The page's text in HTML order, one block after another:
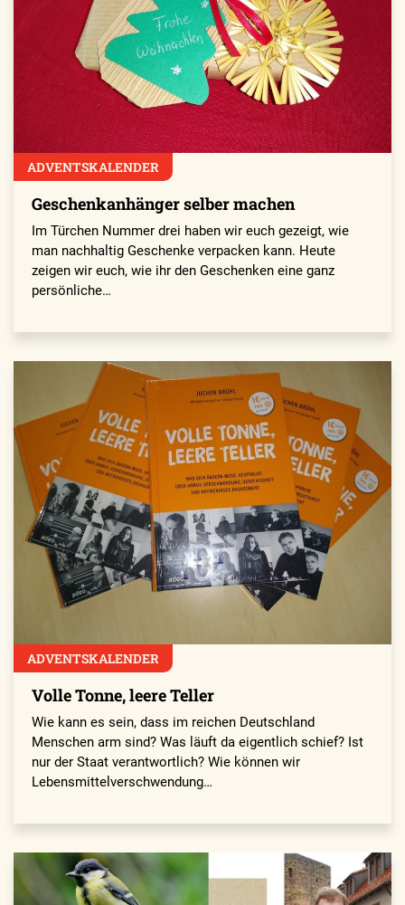
ADVENTSKALENDER
Geschenkanhänger selber machen
Im Türchen Nummer drei haben wir euch gezeigt, wie
man nachhaltig Geschenke verpacken kann. Heute
zeigen wir euch, wie ihr den Geschenken eine ganz
persönliche…
ADVENTSKALENDER
Volle Tonne, leere Teller
Wie kann es sein, dass im reichen Deutschland
Menschen arm sind? Was läuft da eigentlich schief? Ist
nur der Staat verantwortlich? Wie können wir
Lebensmittelverschwendung…